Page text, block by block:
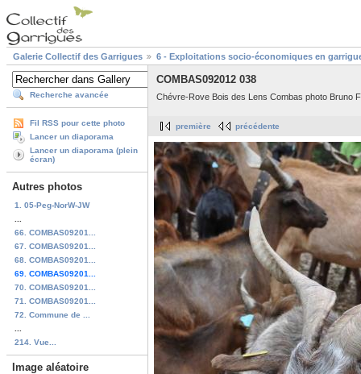
Galerie Collectif des Garrigues 6 - Exploitations socio-économiques en
Recherche avancée
Fil RSS pour cette photo
Lancer un diaporama
Lancer un diaporama (plein
écran)
Autres photos
1. 05-Peg-NorW-JW
66. COMBAS09201...
67. COMBAS09201...
68. COMBAS09201...
69. COMBAS09201...
70. COMBAS09201...
71. COMBAS09201...
72. Commune de ...
214. Vue...
Image aléatoire
COMBAS092012 038
Chévre-Rove Bois des Lens Combas photo Bruno
première précédente